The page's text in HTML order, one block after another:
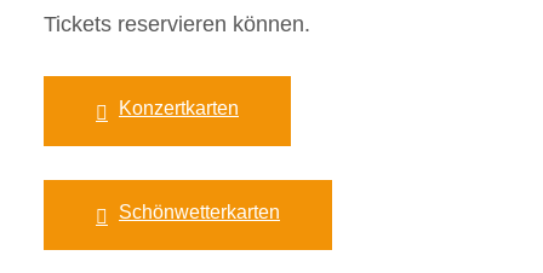
Tickets reservieren können.
Konzertkarten
Schönwetterkarten